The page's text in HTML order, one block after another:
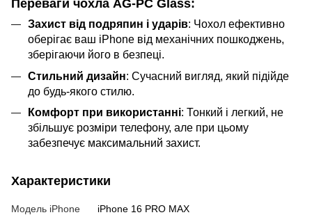
Переваги чохла AG-PC Glass:
Захист від подряпин і ударів: Чохол ефективно
оберігає ваш iPhone від механічних пошкоджень,
зберігаючи його в безпеці.
Стильний дизайн: Сучасний вигляд, який підійде
до будь-якого стилю.
Комфорт при використанні: Тонкий і легкий, не
збільшує розміри телефону, але при цьому
забезпечує максимальний захист.
Характеристики
Модель iPhone
iPhone 16 PRO MAX